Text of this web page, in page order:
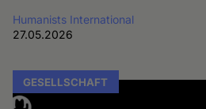
Humanists International
27.05.2026
GESELLSCHAFT